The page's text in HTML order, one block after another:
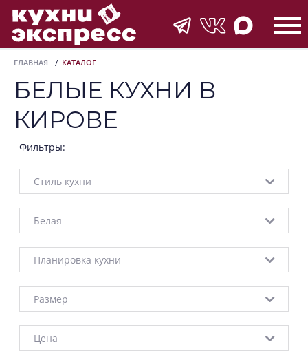
ГЛАВНАЯ КАТАЛОГ
БЕЛЫЕ КУХНИ В
КИРОВЕ
Фильтры:
Стиль кухни
Белая
Планировка кухни
Размер
Цена